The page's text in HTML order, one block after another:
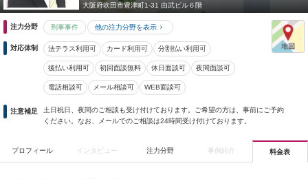
大阪府吹田市豊津町1-31 由武ビル６階
注力分野 刑事事件 他の注力分野を表示
対応体制 法テラス利用可 カード利用可 分割払い利用可
後払い利用可 初回面談無料 休日面談可 夜間面談可
電話相談可 メール相談可 WEB面談可
注意補足
土日祝日、夜間のご相談も受け付けております。ご希望の方は、事前にご予約
ください。なお、メールでのご相談は24時間受け付けております。
プロフィール インタビュー 注力分野 事例紹介 料金表